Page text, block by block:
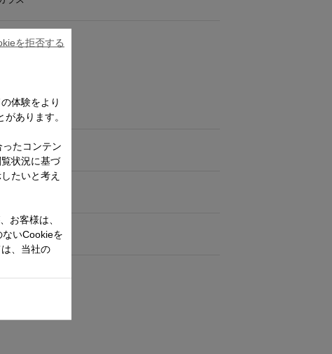
み）：155㎜
は10cmです
体験をより
あります。
たコンテン
状況に基づ
たいと考え
お客様は、
いCookieを
、当社の
を拒否する